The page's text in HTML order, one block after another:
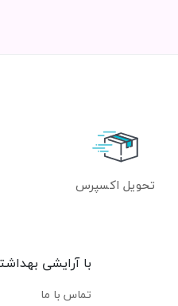
تحویل اکسپرس
با آرایشی
تماس با ما